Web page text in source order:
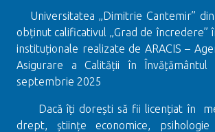
Universitatea „Dimitrie Cantemir”
obținut calificativul „Grad de încredere”
instituționale realizate de ARACIS –
Asigurare a Calității în
septembrie 2025
Dacă îți dorești să fii licențiat în
drept, științe economice,